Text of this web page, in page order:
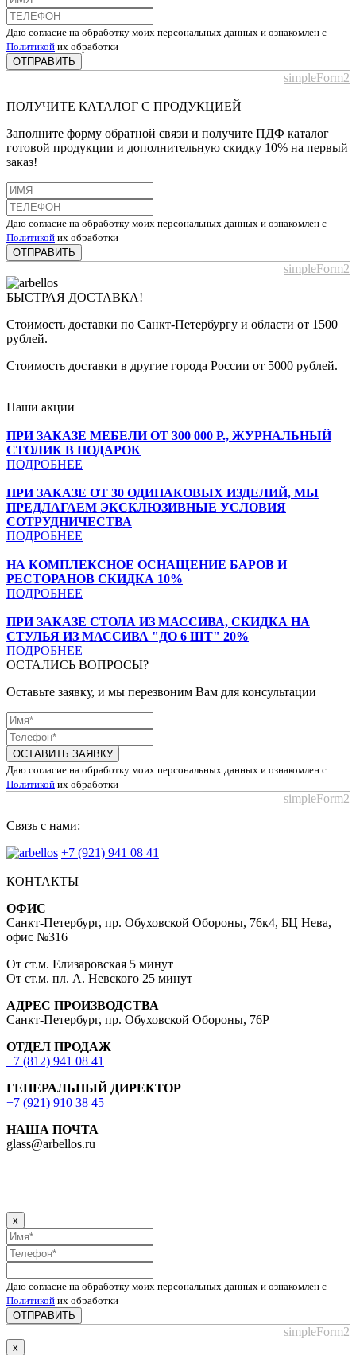
Даю согласие на обработку моих персональных данных и ознакомлен с
Политикой их обработки
ОТПРАВИТЬ
simpleForm2
ПОЛУЧИТЕ КАТАЛОГ С ПРОДУКЦИЕЙ
Заполните форму обратной связи и получите ПДФ каталог
готовой продукции и дополнительную скидку 10% на первый
заказ!
Даю согласие на обработку моих персональных данных и ознакомлен с
Политикой их обработки
ОТПРАВИТЬ
simpleForm2
БЫСТРАЯ ДОСТАВКА!
Стоимость доставки по Санкт-Петербургу и области от 1500
рублей.
Стоимость доставки в другие города России от 5000 рублей.
Наши акции
ПРИ ЗАКАЗЕ МЕБЕЛИ ОТ 300 000 Р., ЖУРНАЛЬНЫЙ
СТОЛИК В ПОДАРОК
ПОДРОБНЕЕ
ПРИ ЗАКАЗЕ ОТ 30 ОДИНАКОВЫХ ИЗДЕЛИЙ, МЫ
ПРЕДЛАГАЕМ ЭКСКЛЮЗИВНЫЕ УСЛОВИЯ
СОТРУДНИЧЕСТВА
ПОДРОБНЕЕ
НА КОМПЛЕКСНОЕ ОСНАЩЕНИЕ БАРОВ И
РЕСТОРАНОВ СКИДКА 10%
ПОДРОБНЕЕ
ПРИ ЗАКАЗЕ СТОЛА ИЗ МАССИВА, СКИДКА НА
СТУЛЬЯ ИЗ МАССИВА "ДО 6 ШТ" 20%
ПОДРОБНЕЕ
ОСТАЛИСЬ ВОПРОСЫ?
Оставьте заявку, и мы перезвоним Вам для консультации
ОСТАВИТЬ ЗАЯВКУ
Даю согласие на обработку моих персональных данных и ознакомлен с
Политикой их обработки
simpleForm2
Связь с нами:
+7 (921) 941 08 41
КОНТАКТЫ
ОФИС
Санкт-Петербург, пр. Обуховской Обороны, 76к4, БЦ Нева,
офис №316
От ст.м. Елизаровская 5 минут
От ст.м. пл. А. Невского 25 минут
АДРЕС ПРОИЗВОДСТВА
Санкт-Петербург, пр. Обуховской Обороны, 76Р
ОТДЕЛ ПРОДАЖ
+7 (812) 941 08 41
ГЕНЕРАЛЬНЫЙ ДИРЕКТОР
+7 (921) 910 38 45
НАША ПОЧТА
glass@arbellos.ru
x
Даю согласие на обработку моих персональных данных и ознакомлен с
Политикой их обработки
ОТПРАВИТЬ
simpleForm2
x